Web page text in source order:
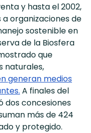
y hasta el 2002,
organizaciones de
sostenible en
de la Biosfera
que
naturales,
generan medios
A finales del
dos concesiones
más de 424
y protegido.